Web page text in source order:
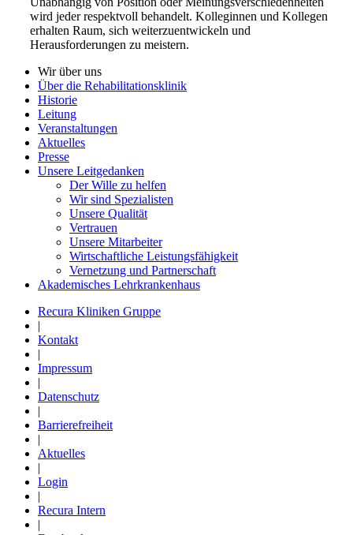
wird jeder respektvoll behandelt. Kolleginnen und Kollegen
erhalten Raum, sich weiterzuentwickeln und
Herausforderungen zu meistern.
Wir über uns
Über die Rehabilitationsklinik
Historie
Leitung
Veranstaltungen
Aktuelles
Presse
Unsere Leitgedanken
Der Wille zu helfen
Wir sind Spezialisten
Unsere Qualität
Vertrauen
Unsere Mitarbeiter
Wirtschaftliche Leistungsfähigkeit
Vernetzung und Partnerschaft
Akademisches Lehrkrankenhaus
Recura Kliniken Gruppe
|
Kontakt
|
Impressum
|
Datenschutz
|
Barrierefreiheit
|
Aktuelles
|
Login
|
Recura Intern
|